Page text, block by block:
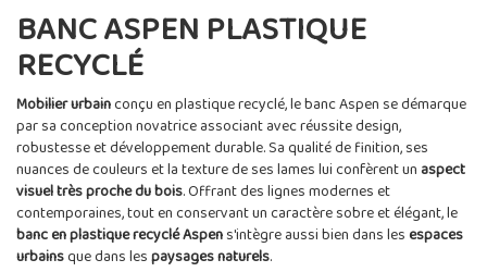
BANC ASPEN PLASTIQUE
RECYCLÉ
Mobilier urbainconçu en plastique recyclé, le banc Aspen se démarque
par sa conception novatrice associant avec réussite design,
robustesse et développement durable. Sa qualité de finition, ses
nuances de couleurs et la texture de ses lames lui confèrent un aspect
visuel très proche du bois. Offrant des lignes modernes et
contemporaines, tout en conservant un caractère sobre et élégant, le
banc en plastique recyclé Aspens'intègre aussi bien dans lesespaces
urbainsque dans lespaysages naturels.